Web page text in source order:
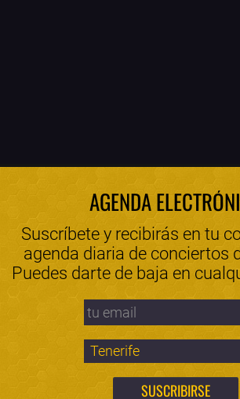
AGENDA
Suscríbete y recibirás en tu
agenda diaria de conciertos
Puedes darte de baja en